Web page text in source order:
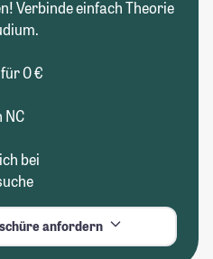
Verbinde einfach Theorie
0 €
NC
bei
anfordern